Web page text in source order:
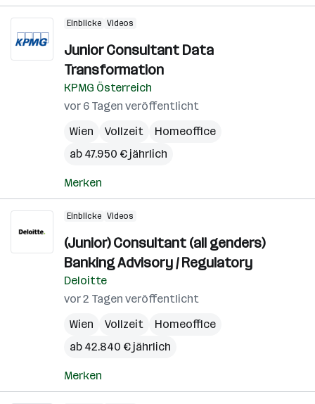
Einblicke Videos
Junior Consultant Data
Transformation
KPMG Österreich
vor 6 Tagen veröffentlicht
Wien
Vollzeit
Homeoffice
ab 47.950 € jährlich
Merken
Einblicke Videos
(Junior) Consultant (all genders)
Banking Advisory / Regulatory
Deloitte
vor 2 Tagen veröffentlicht
Wien
Vollzeit
Homeoffice
ab 42.840 € jährlich
Merken